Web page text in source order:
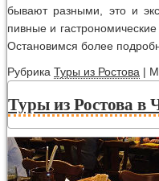
бывают разными, это и
пивные и
Остановимся более
Рубрика Туры из Ростова |
Туры из Ростова в